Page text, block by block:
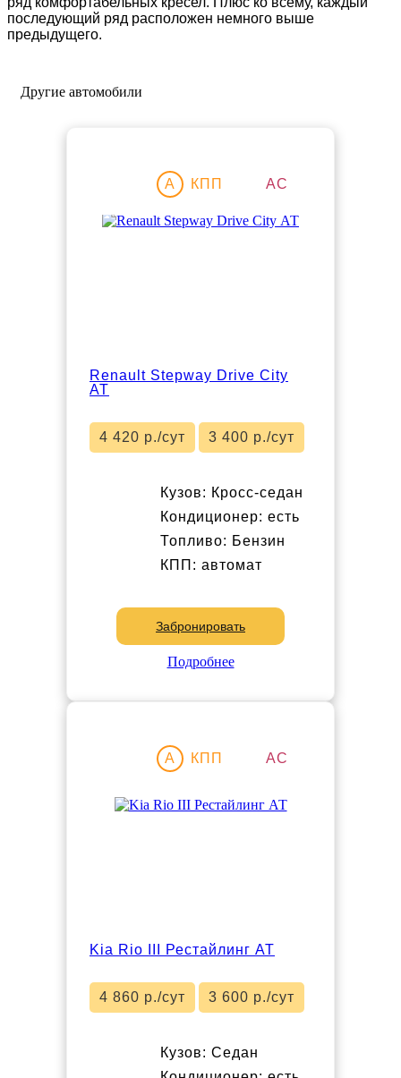
последующий ряд расположен немного выше
предыдущего.
Другие автомобили
A КПП АС
Renault Stepway Drive City
АТ
4 420 р./сут 3 400 р./сут
Кузов: Кросс-седан
Кондиционер: есть
Топливо: Бензин
КПП: автомат
Забронировать
Подробнее
A КПП АС
Kia Rio III Рестайлинг АТ
4 860 р./сут 3 600 р./сут
Кузов: Седан